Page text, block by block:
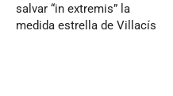
salvar “in extremis” la
medida estrella de Villacís